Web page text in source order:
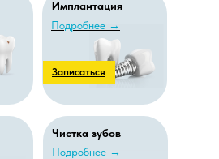
Имплантация
Подробнее →
Записаться
Чистка зубов
Подробнее →